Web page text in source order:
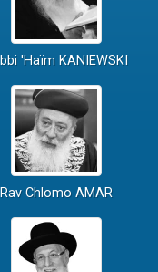
'Haïm KANIEWSKI
Rav Chlomo AMAR